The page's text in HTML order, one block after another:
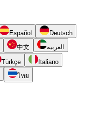
Español
Deutsch
中文 العربية
Türkçe
Italiano
ไทย